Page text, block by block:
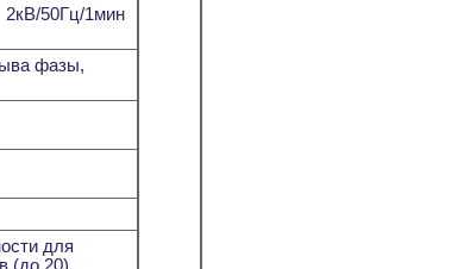
2кВ/50Гц/1мин
фазы,
для